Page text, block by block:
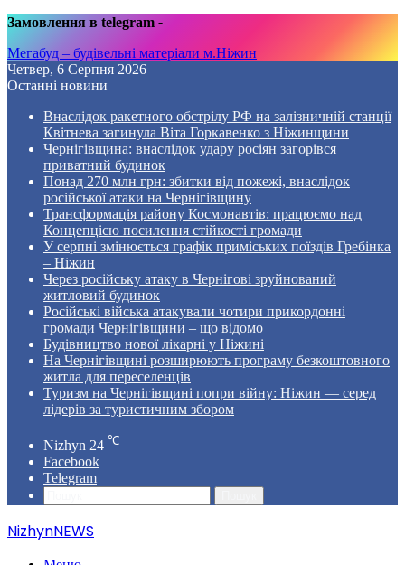
Замовлення в telegram -
Мегабуд – будівельні матеріали м.Ніжин
Четвер, 6 Серпня 2026
Останні новини
Внаслідок ракетного обстрілу РФ на залізничній станції
Квітнева загинула Віта Горкавенко з Ніжинщини
Чернігівщина: внаслідок удару росіян загорівся
приватний будинок
Понад 270 млн грн: збитки від пожежі, внаслідок
російської атаки на Чернігівщину
Трансформація району Космонавтів: працюємо над
Концепцією посилення стійкості громади
У серпні змінюється графік приміських поїздів Гребінка
– Ніжин
Через російську атаку в Чернігові зруйнований
житловий будинок
Російські війська атакували чотири прикордонні
громади Чернігівщини – що відомо
Будівництво нової лікарні у Ніжині
На Чернігівщині розширюють програму безкоштовного
житла для переселенців
Туризм на Чернігівщині попри війну: Ніжин — серед
лідерів за туристичним збором
Nizhyn 24 ℃
Facebook
Telegram
NizhynNEWS